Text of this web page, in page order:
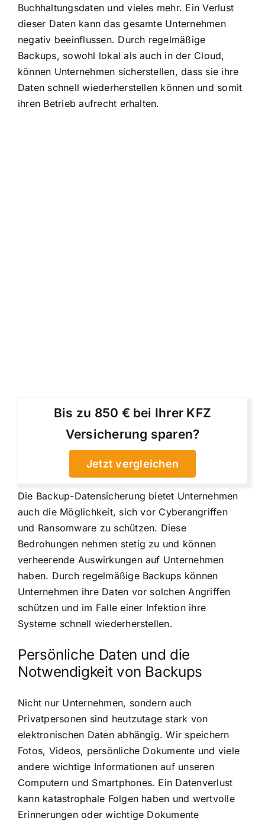
Buchhaltungsdaten und vieles mehr. Ein Verlust
dieser Daten kann das gesamte Unternehmen
negativ beeinflussen. Durch regelmäßige
Backups, sowohl lokal als auch in der Cloud,
können Unternehmen sicherstellen, dass sie ihre
Daten schnell wiederherstellen können und somit
ihren Betrieb aufrecht erhalten.
Bis zu 850 € bei Ihrer KFZ
Versicherung sparen?
Jetzt vergleichen
Die Backup-Datensicherung bietet Unternehmen
auch die Möglichkeit, sich vor Cyberangriffen
und Ransomware zu schützen. Diese
Bedrohungen nehmen stetig zu und können
verheerende Auswirkungen auf Unternehmen
haben. Durch regelmäßige Backups können
Unternehmen ihre Daten vor solchen Angriffen
schützen und im Falle einer Infektion ihre
Systeme schnell wiederherstellen.
Persönliche Daten und die
Notwendigkeit von Backups
Nicht nur Unternehmen, sondern auch
Privatpersonen sind heutzutage stark von
elektronischen Daten abhängig. Wir speichern
Fotos, Videos, persönliche Dokumente und viele
andere wichtige Informationen auf unseren
Computern und Smartphones. Ein Datenverlust
kann katastrophale Folgen haben und wertvolle
Erinnerungen oder wichtige Dokumente